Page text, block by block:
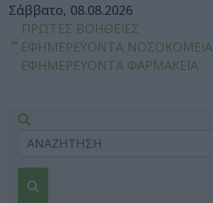
Σάββατο, 08.08.2026
ΠΡΩΤΕΣ ΒΟΗΘΕΙΕΣ
ΕΦΗΜΕΡΕΥΟΝΤΑ ΝΟΣΟΚΟΜΕΙΑ
ΕΦΗΜΕΡΕΥΟΝΤΑ ΦΑΡΜΑΚΕΙΑ